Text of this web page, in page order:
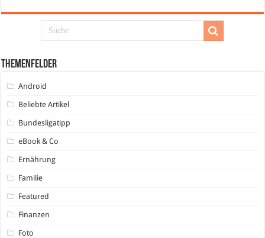
Themenfelder
Android
Beliebte Artikel
Bundesligatipp
eBook & Co
Ernährung
Familie
Featured
Finanzen
Foto